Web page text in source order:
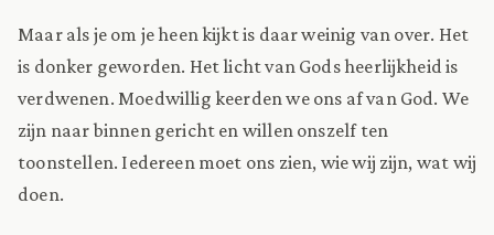
Maar als je om je heen kijkt is daar weinig van over. Het
is donker geworden. Het licht van Gods heerlijkheid is
verdwenen. Moedwillig keerden we ons af van God. We
zijn naar binnen gericht en willen onszelf ten
toonstellen. Iedereen moet ons zien, wie wij zijn, wat wij
doen.